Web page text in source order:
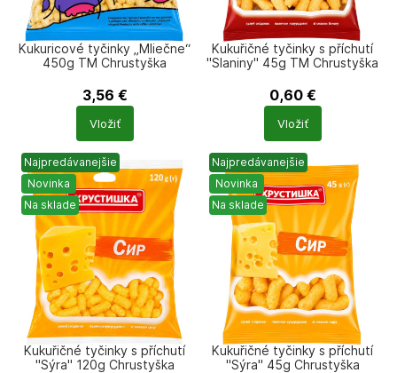
Kukuricové tyčinky „Mliečne“
450g TM Chrustyška
3,56 €
Počet
produktů
Vložiť
Kukuřičné tyčinky s příchutí
"Slaniny" 45g TM Chrustyška
0,60 €
Počet
produktů
Vložiť
Najpredávanejšie
Novinka
Na sklade
Kukuřičné tyčinky s příchutí
"Sýra" 120g Chrustyška
Najpredávanejšie
Novinka
Na sklade
Kukuřičné tyčinky s příchutí
"Sýra" 45g Chrustyška